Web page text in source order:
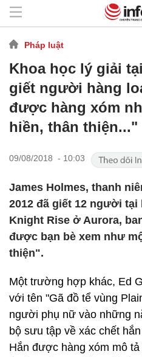
Pháp luật
Khoa học lý giải
giết người hàng
được hàng xóm
hiền, thân thiện..."
09/08/2018 - 10:03
James Holmes, thanh
2012 đã giết 12 người
Knight Rise ở Aurora,
được bạn bè xem như
thiện".
Một trường hợp khác, Ed
với tên "Gã đồ tể vùng
người phụ nữ vào những
bộ sưu tập về xác chết
Hắn được hàng xóm mô